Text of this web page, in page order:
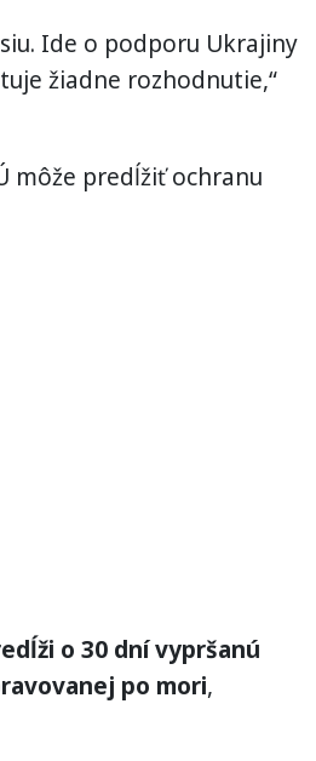
Ide o podporu Ukrajiny
žiadne rozhodnutie,“
môže predĺžiť ochranu
o 30 dní vypršanú
po mori,